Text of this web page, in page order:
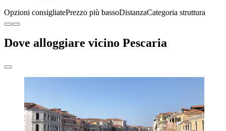
Opzioni consigliatePrezzo più bassoDistanzaCategoria struttura
Dove alloggiare vicino Pescaria